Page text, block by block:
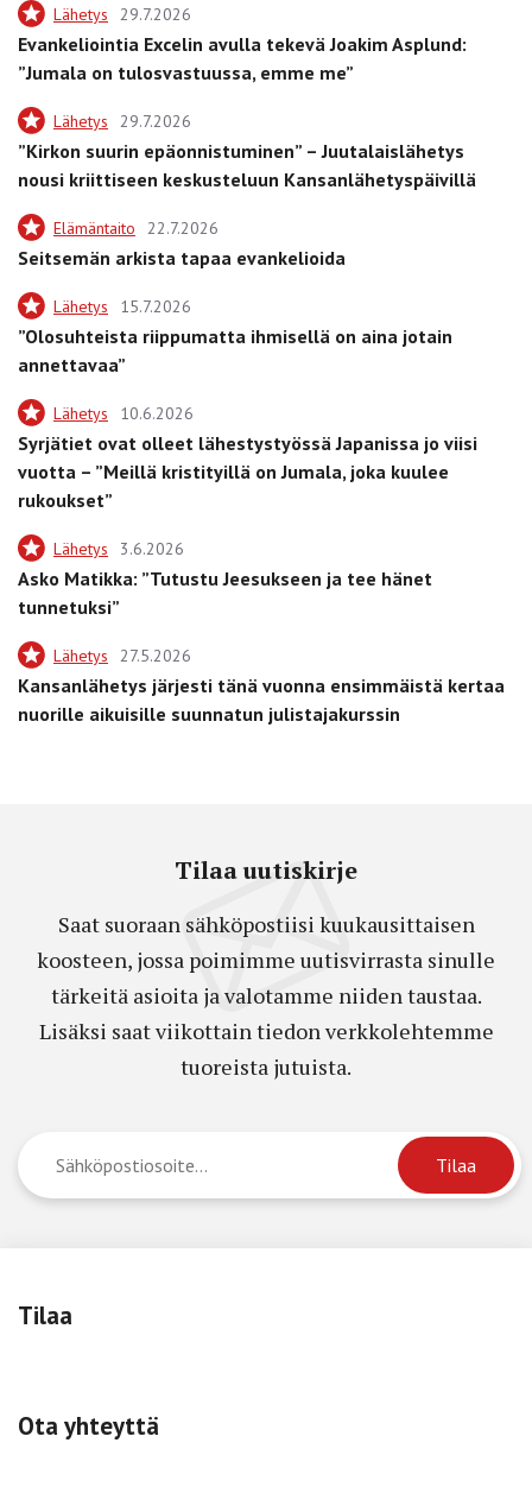
Lähetys 29.7.2026
Evankeliointia Excelin avulla tekevä Joakim Asplund:
”Jumala on tulosvastuussa, emme me”
Lähetys 29.7.2026
”Kirkon suurin epäonnistuminen” – Juutalaislähetys
nousi kriittiseen keskusteluun Kansanlähetyspäivillä
Elämäntaito 22.7.2026
Seitsemän arkista tapaa evankelioida
Lähetys 15.7.2026
”Olosuhteista riippumatta ihmisellä on aina jotain
annettavaa”
Lähetys 10.6.2026
Syrjätiet ovat olleet lähestystyössä Japanissa jo viisi
vuotta – ”Meillä kristityillä on Jumala, joka kuulee
rukoukset”
Lähetys 3.6.2026
Asko Matikka: ”Tutustu Jeesukseen ja tee hänet
tunnetuksi”
Lähetys 27.5.2026
Kansanlähetys järjesti tänä vuonna ensimmäistä kertaa
nuorille aikuisille suunnatun julistajakurssin
Tilaa uutiskirje
Saat suoraan sähköpostiisi kuukausittaisen
koosteen, jossa poimimme uutisvirrasta sinulle
tärkeitä asioita ja valotamme niiden taustaa.
Lisäksi saat viikottain tiedon verkkolehtemme
tuoreista jutuista.
Tilaa
Ota yhteyttä